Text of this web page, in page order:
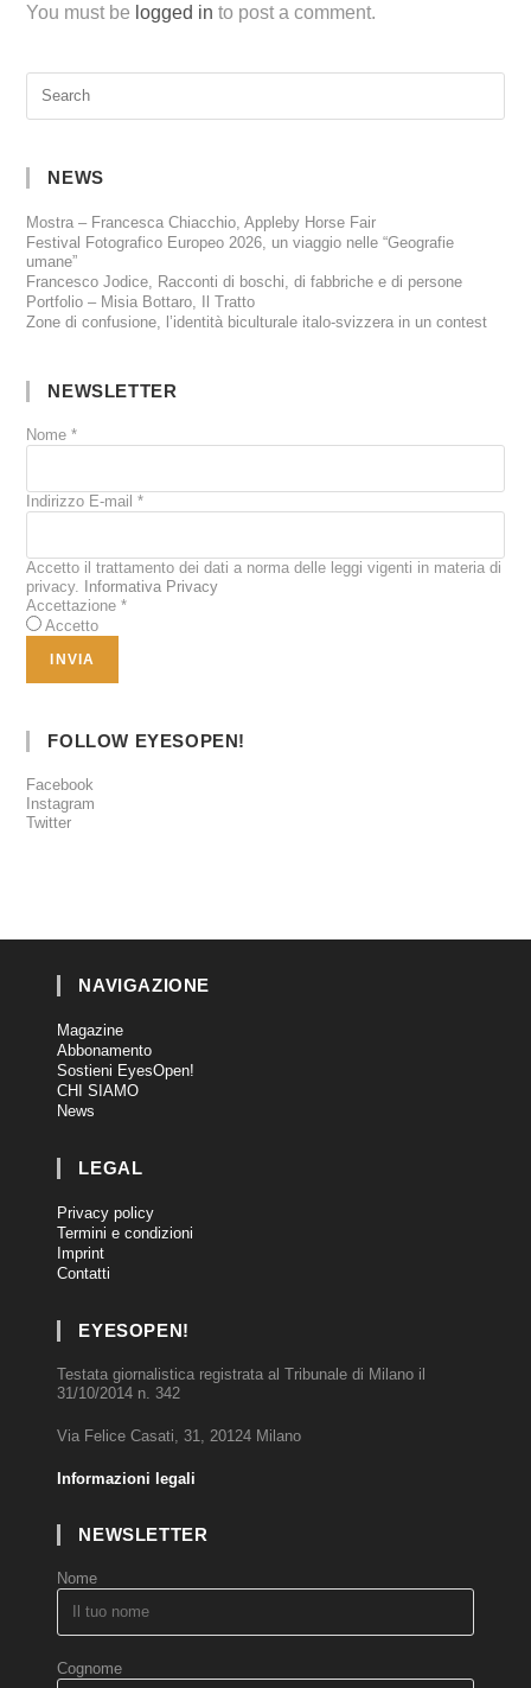
You must be logged in to post a comment.
NEWS
Mostra – Francesca Chiacchio, Appleby Horse Fair
Festival Fotografico Europeo 2026, un viaggio nelle “Geografie
umane”
Francesco Jodice, Racconti di boschi, di fabbriche e di persone
Portfolio – Misia Bottaro, Il Tratto
Zone di confusione, l’identità biculturale italo-svizzera in un contest
NEWSLETTER
Nome*
Indirizzo E-mail*
Accetto il trattamento dei dati a norma delle leggi vigenti in materia di
privacy.
Informativa Privacy
Accettazione*
Accetto
FOLLOW EYESOPEN!
Facebook
Instagram
Twitter
NAVIGAZIONE
Magazine
Abbonamento
Sostieni EyesOpen!
CHI SIAMO
News
LEGAL
Privacy policy
Termini e condizioni
Imprint
Contatti
EYESOPEN!
Testata giornalistica registrata al Tribunale di Milano il
31/10/2014 n. 342
Via Felice Casati, 31, 20124 Milano
Informazioni legali
NEWSLETTER
Nome
Cognome